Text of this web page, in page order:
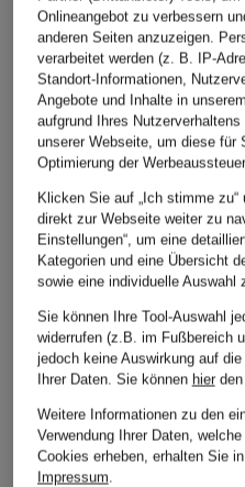
+Aktionsrabatt
lilienfels
Hemdblusenkleid
149,99 €
Bestpreis:127,49 €
Ursprünglich:179,99 €
LAUREN
Bestpreis:
Onlineangebot zu verbessern
anderen Seiten anzuzeigen.
verarbeitet werden (z. B. IP-
Standort-Informationen,
Angebote und Inhalte in
aufgrund Ihres
unserer Webseite, um diese für
Optimierung der
Klicken Sie auf „Ich stimme
direkt zur Webseite weiter zu
Einstellungen“, um eine
Kategorien und eine Übersicht
sowie eine individuelle Auswahl
Sie können Ihre Tool-Auswahl
widerrufen (z.B. im Fußbereich
jedoch keine Auswirkung auf
Ihrer Daten. Sie können hierden
Weitere Informationen zu den
Verwendung Ihrer Daten,
Cookies erheben, erhalten Sie
Impressum.